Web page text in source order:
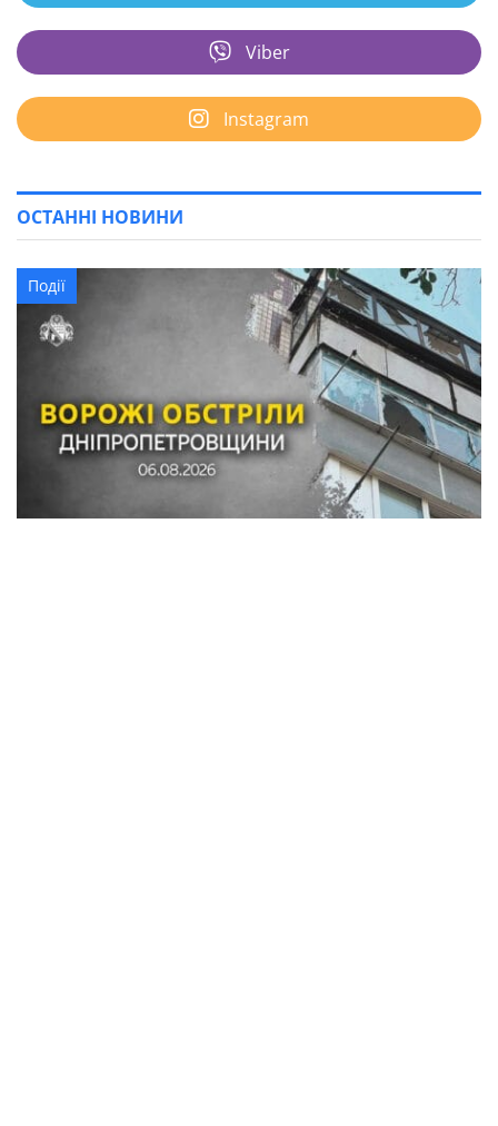
Viber
Instagram
ОСТАННІ НОВИНИ
Події